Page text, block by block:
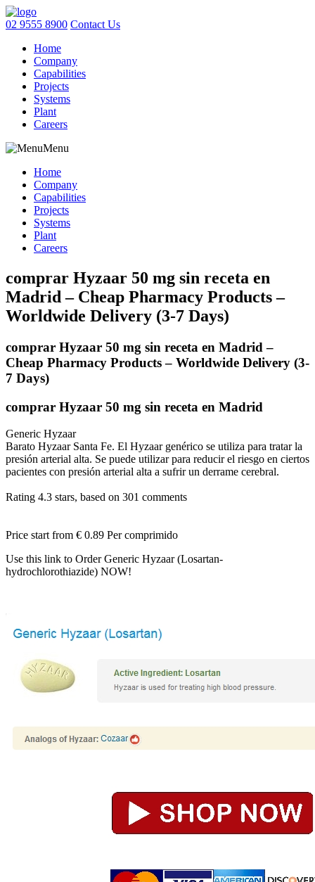
02 9555 8900 Contact Us
Home
Company
Capabilities
Projects
Systems
Plant
Careers
Menu
Home
Company
Capabilities
Projects
Systems
Plant
Careers
comprar Hyzaar 50 mg sin receta en
Madrid – Cheap Pharmacy Products –
Worldwide Delivery (3-7 Days)
comprar Hyzaar 50 mg sin receta en Madrid –
Cheap Pharmacy Products – Worldwide Delivery (3-
7 Days)
comprar Hyzaar 50 mg sin receta en Madrid
Generic Hyzaar
Barato Hyzaar Santa Fe. El Hyzaar genérico se utiliza para tratar la
presión arterial alta. Se puede utilizar para reducir el riesgo en ciertos
pacientes con presión arterial alta a sufrir un derrame cerebral.
Rating 4.3 stars, based on 301 comments
Price start from € 0.89 Per comprimido
Use this link to Order Generic Hyzaar (Losartan-
hydrochlorothiazide) NOW!